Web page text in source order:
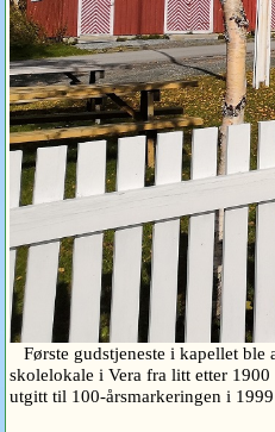
Første gudstjeneste i kapellet
skolelokale i Vera fra litt etter
utgitt til 100-årsmarkeringen i